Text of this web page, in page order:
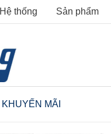
Hệ thống Sản phẩm
KHUYẾN MÃI